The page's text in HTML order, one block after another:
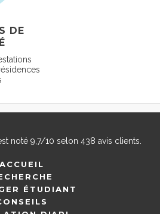
DE
noté 9,7/10 selon 438 avis clients.
ACCUEIL
ÉTUDIANT